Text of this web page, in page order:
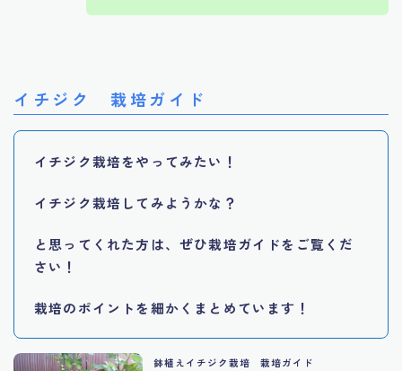
イチジク 栽培ガイド
イチジク栽培をやってみたい！
イチジク栽培してみようかな？
と思ってくれた方は、ぜひ栽培ガイドをご覧くだ
さい！
栽培のポイントを細かくまとめています！
鉢植えイチジク栽培 栽培ガイド